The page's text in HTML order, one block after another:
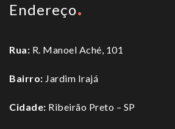
Endereço
Rua: R. Manoel Aché, 101
Bairro: Jardim Irajá
Cidade: Ribeirão Preto – SP